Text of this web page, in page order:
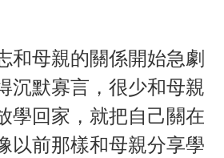
和母親的關係開始急劇
沉默寡言，很少和母親
學回家，就把自己關在
以前那樣和母親分享學